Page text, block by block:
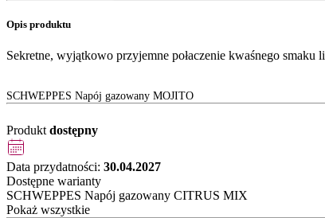
Opis produktu
Sekretne, wyjątkowo przyjemne połaczenie kwaśnego
SCHWEPPES Napój gazowany MOJITO
Produkt dostępny
Data przydatności: 30.04.2027
Dostępne warianty
SCHWEPPES Napój gazowany CITRUS MIX
Pokaż wszystkie